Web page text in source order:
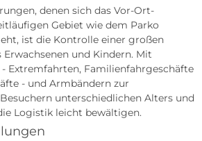
denen sich das Vor-Ort-
Gebiet wie dem Parko
ist die Kontrolle einer großen
Erwachsenen und Kindern. Mit
Extremfahrten, Familienfahrgeschäfte
- und Armbändern zur
unterschiedlichen Alters und
Logistik leicht bewältigen.